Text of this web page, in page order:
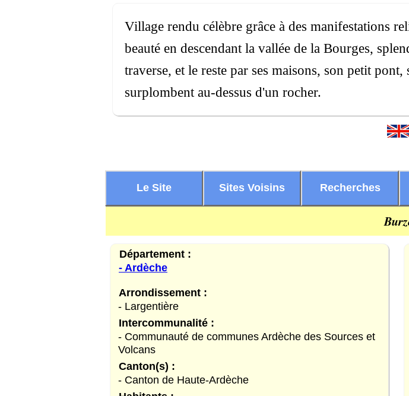
Village rendu célèbre grâce à des manifestations
beauté en descendant la vallée de la Bourges,
traverse, et le reste par ses maisons, son petit
surplombent au-dessus d'un rocher.
Le Site Sites Voisins Recherches
Département :
- Ardèche
Arrondissement :
- Largentière
Intercommunalité :
- Communauté de communes Ardèche des Sources et
Volcans
Canton(s) :
- Canton de Haute-Ardèche